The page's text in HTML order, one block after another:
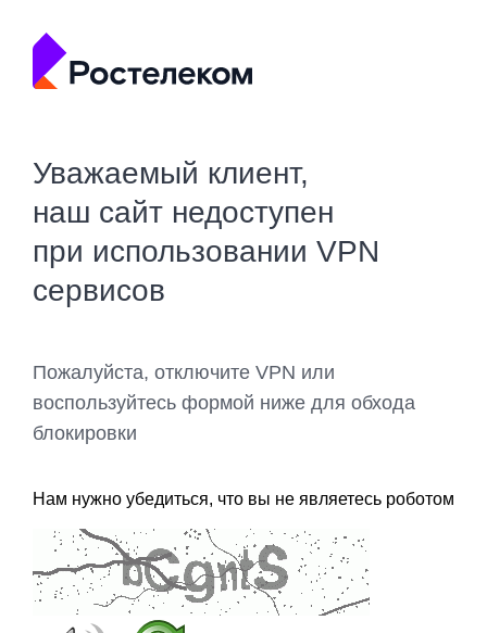
Уважаемый клиент,
наш сайт недоступен
при использовании VPN
сервисов
Пожалуйста, отключите VPN или
воспользуйтесь формой ниже для обхода
блокировки
Нам нужно убедиться, что вы не являетесь роботом